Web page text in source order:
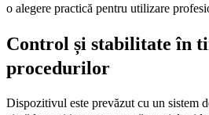
o alegere practică pentru utilizare
Control și stabilitate în
procedurilor
Dispozitivul este prevăzut cu un sistem